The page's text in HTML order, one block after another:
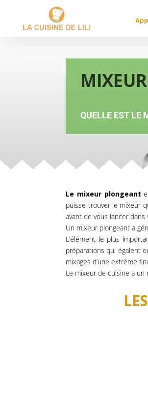
QUELLE EST LE
Le mixeur plongeant
puisse trouver le mixeur
avant de vous lancer dans
Un mixeur plongeant a
L’élément le plus
préparations qui égalent
mixages d’une extrême
Le mixeur de cuisine a